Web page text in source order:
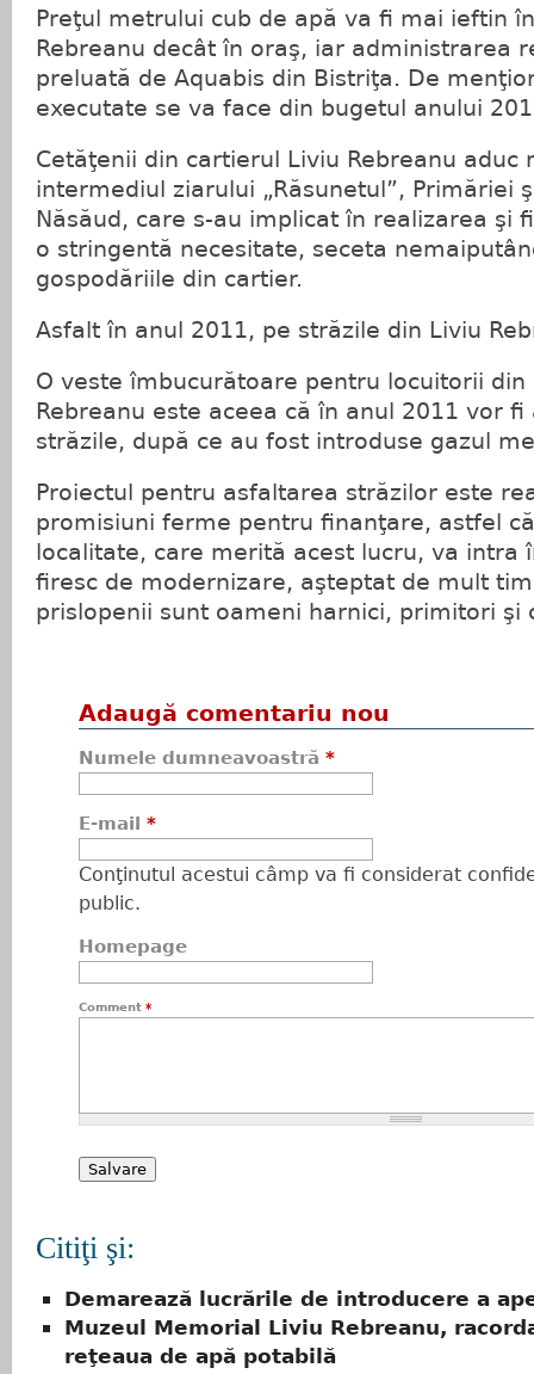
Preţul metrului cub de apă va fi mai ieftin
Rebreanu decât în oraş, iar administrarea
preluată de Aquabis din Bistriţa. De
executate se va face din bugetul anului
Cetăţenii din cartierul Liviu Rebreanu aduc
intermediul ziarului „Răsunetul”, Primăriei
Năsăud, care s-au implicat în realizarea şi
o stringentă necesitate, seceta
gospodăriile din cartier.
Asfalt în anul 2011, pe străzile din Liviu
O veste îmbucurătoare pentru locuitorii din
Rebreanu este aceea că în anul 2011 vor
străzile, după ce au fost introduse gazul
Proiectul pentru asfaltarea străzilor este
promisiuni ferme pentru finanţare, astfel
localitate, care merită acest lucru, va intra
firesc de modernizare, aşteptat de mult
prislopenii sunt oameni harnici, primitori şi
Adaugă comentariu nou
Numele dumneavoastră *
E-mail *
Conţinutul acestui câmp va fi considerat
public.
Homepage
Comment *
Citiţi şi:
Demarează lucrările de introducere a
Muzeul Memorial Liviu Rebreanu,
reţeaua de apă potabilă